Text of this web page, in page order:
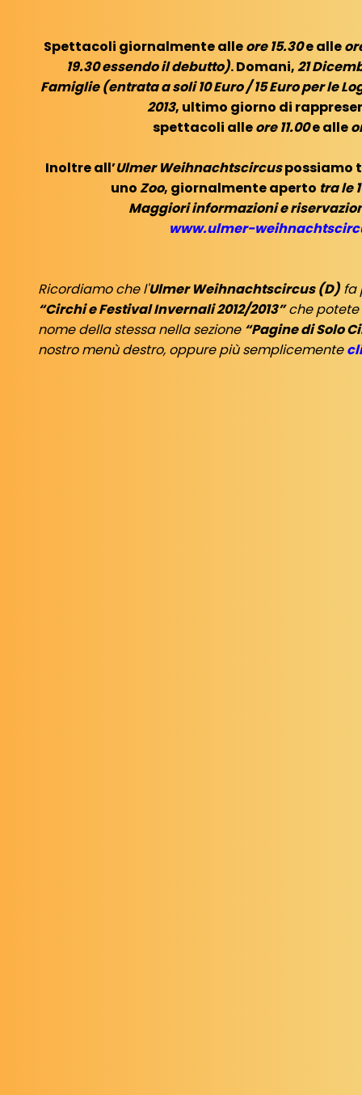
Spettacoli giornalmente alleore 15.30e alle
19.30 essendo il debutto). Domani,21
Famiglie (entrata a soli 10 Euro / 15 Euro per le
2013, ultimo giorno di
spettacoli alleore 11.00e alle
Inoltre all’Ulmer Weihnachtscircuspossiamo
uno Zoo, giornalmente aperto tra le
Maggiori informazioni e
www.ulmer-
Ricordiamo che l'Ulmer Weihnachtscircus (D) fa
“Circhi e Festival Invernali 2012/2013”che potete
nome della stessa nella sezione “Pagine di Solo
nostro menù destro, oppure più semplicemente